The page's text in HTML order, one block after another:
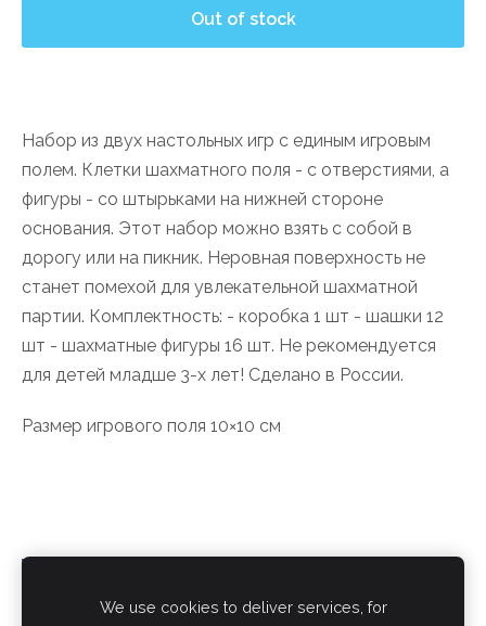
Out of stock
Набор из двух настольных игр с единым игровым
полем. Клетки шахматного поля - с отверстиями, а
фигуры - со штырьками на нижней стороне
основания. Этот набор можно взять с собой в
дорогу или на пикник. Неровная поверхность не
станет помехой для увлекательной шахматной
партии. Комплектность: - коробка 1 шт - шашки 12
шт - шахматные фигуры 16 шт. Не рекомендуется
для детей младше 3-х лет! Сделано в России.
Размер игрового поля 10×10 см
We use cookies to deliver services, for